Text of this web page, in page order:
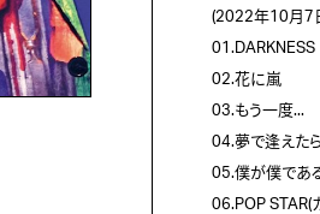
(2022年10月7
01.DARKNESS
02.花に嵐
03.もう一度...
04.夢で逢えた
05.僕が僕であ
06.POP STAR(